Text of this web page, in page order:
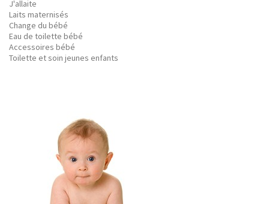
J'allaite
Laits maternisés
Change du bébé
Eau de toilette bébé
Accessoires bébé
Toilette et soin jeunes enfants